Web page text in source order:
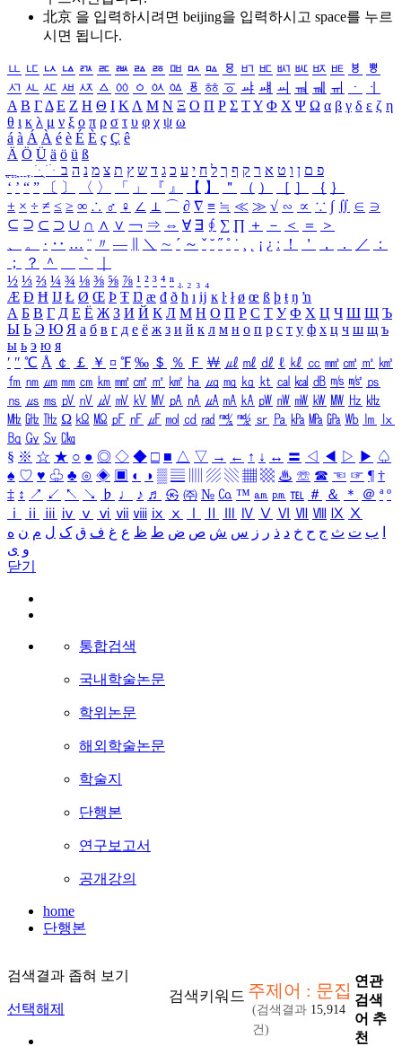
北京 을 입력하시려면 beijing을 입력하시고 space를 누르
시면 됩니다.
ㅥ ㅦ ㅧ ㅨ ㅩ ㅪ ㅫ ㅬ ㅭ ㅮ ㅯ ㅰ ㅱ ㅲ ㅳ ㅴ ㅵ ㅶ ㅷ ㅸ
ㅹ
ㅺ ㅻ ㅼ ㅽ ㅾ ㅿ ㆀ ㆁ ㆂ ㆃ ㆄ ㆅ ㆆ ㆇ ㆈ ㆉ ㆊ ㆋ ㆌ ㆍ
ㆎ
Α Β ΓΔ Ε Ζ Η Θ Ι ΚΛ Μ Ν Ξ Ο Π Ρ Σ ΤΥ Φ Χ Ψ Ω α β γ δ ε ζ η
θ ι κ λ μ ν ξ ο π ρ σ τ υ φ χ ψ ω
á à Á À é è É È ç Ç ê
Ä Ö Ü ä ö ü ß
ִֶֹ ֻּ ׁׂ פ ם ן ו ט א ר ק ף ך ל ח י ע כ ג ד ש ץ ת צ מ נ ה ב
‘ ’ “ ” 〔 〕 〈 〉 「 」 『 』 【 】 ＂ （ ） ［ ］ ｛ ｝
± × ÷ ≠ ≤ ≥ ∞ ∴ ♂ ♀ ∠ ⊥ ⌒ ∂ ∇ ≡ ≒ ≪ ≫ √ ∽ ∝ ∵ ∫ ∬ ∈ ∋
⊆ ⊇ ⊂ ⊃ ∪ ∩ ∧ ∨ ￢ ⇒ ⇔ ∀ ∃ ∮ ∑ ∏ ＋ － ＜ ＝
＞
、
。 · ‥ … ¨ 〃 ― ＼ ∼ ´ ～ ˇ ˘ ˝ ˚ ˙ ¸ ¡ ¿ ː ！ ＇ ， ． ／
：
；
？ ＾ ｀
½ ⅓ ⅔ ¼ ¾ ⅛ ⅜ ⅝ ⅞ ¹ ² ³ ⁴ ⁿ ₁ ₂ ₃ ₄
Æ Ð Ħ Ĳ Ł Ø Œ Þ Ŧ Ŋ æ đ ð ħ ı ĳ ĸ ŀ ł ø œ ß þ ŧ ŋ ŉ
А Б В Г Д Е Ё Ж З И Й К Л М Н О П Р С Т У Ф Х Ц Ч Ш Щ Ъ
Ы Ь Э Ю Я а б в г д е ё ж з и й к л м н о п р с т у ф х ц ч ш щ ъ
ы ь э ю я
′ ″ ℃ Å ￠ ￡ ￥ ¤ ℉ ‰ ＄ ％ Ｆ ￦ ㎕ ㎖ ㎗ ℓ ㎘ ㏄ ㎣ ㎤ ㎥ ㎦
㎙ ㎚ ㎛ ㎜ ㎝ ㎞ ㎟ ㎠ ㎡ ㎢ ㏊ ㎍ ㎎ ㎏ ㏏ ㎈ ㎉ ㏈ ㎧ ㎨ ㎰
㎱ ㎲ ㎳ ㎴ ㎵ ㎶ ㎷ ㎸ ㎹ ㎀ ㎁ ㎂ ㎃ ㎄ ㎺ ㎻ ㎽ ㎾ ㎿ ㎐ ㎑
㎒ ㎓ ㎔ Ω ㏀ ㏁ ㎊ ㎋ ㎌ ㏖ ㏅ ㎭ ㎮ ㎯ ㏛ ㎩ ㎪ ㎫ ㎬ ㏝ ㏐
㏓
㏃ ㏉ ㏜ ㏆
§ ※ ☆ ★ ○ ● ◎ ◇ ◆ □ ■ △ ▽ → ← ↑ ↓ ↔ 〓 ◁ ◀ ▷ ▶ ♤
♠ ♡ ♥ ♧ ♣ ⊙ ◈ ▣ ◐ ◑ ▒ ▤ ▨ ▧ ▦ ▩ ♨ ☏ ☎ ☜ ☞ ¶ †
‡ ↕ ↗ ↙ ↖ ↘ ♭ ♩ ♪ ♬ ㉿ ㈜ № ㏇ ™ ㏂ ㏘ ℡ ＃ ＆ ＊ ＠ ª º
ⅰ
ⅱ ⅲ ⅳ ⅴ ⅵ ⅶ ⅷ ⅸ ⅹ Ⅳ Ⅴ Ⅵ Ⅶ Ⅷ Ⅸ Ⅹ
ب ت ث ج ح خ د ذ ر ز س ش ص ض ط ظ ع غ ف ق ک ل م ن ه
و ی
닫기
통합검색
국내학술논문
학위논문
해외학술논문
학술지
단행본
연구보고서
공개강의
home
단행본
검색결과 좁혀 보기
선택해제
검색키워드 주제어 : 문집
(검색결과 15,914
건)
연관
검색
어 추
천